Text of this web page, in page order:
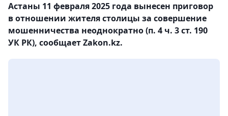
Астаны 11 февраля 2025 года вынесен приговор
в отношении жителя столицы за совершение
мошенничества неоднократно (п. 4 ч. 3 ст. 190
УК РК), сообщает Zakon.kz.